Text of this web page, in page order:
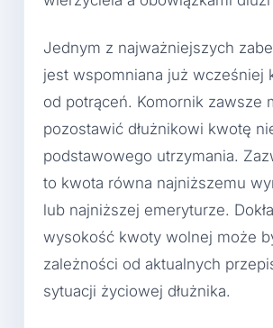
Jednym z najważniejszych
jest wspomniana już wcześniej
od potrąceń. Komornik zawsze
pozostawić dłużnikowi kwotę
podstawowego utrzymania.
to kwota równa najniższemu
lub najniższej emeryturze.
wysokość kwoty wolnej może
zależności od aktualnych
sytuacji życiowej dłużnika.